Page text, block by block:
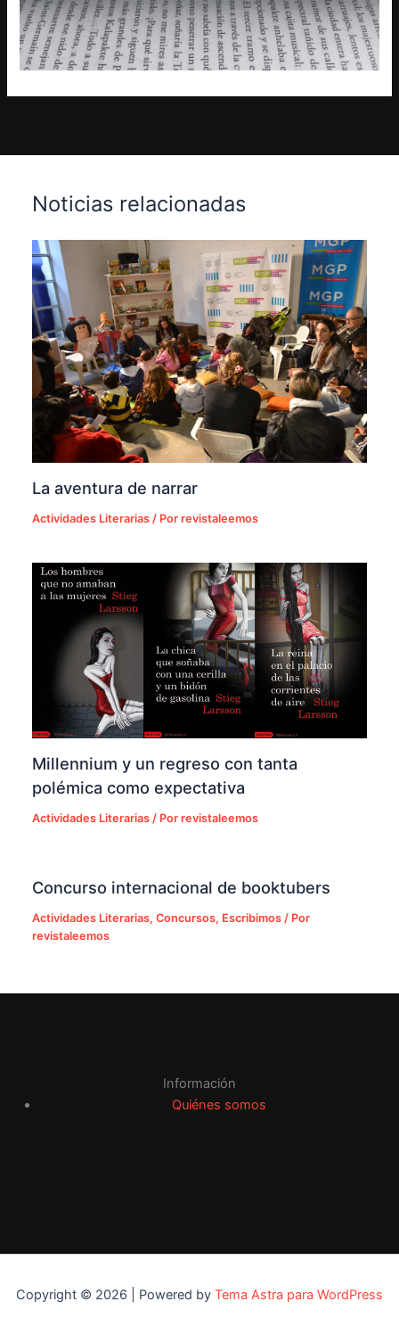
Noticias relacionadas
La aventura de narrar
Actividades Literarias / Porrevistaleemos
Millennium y un regreso con tanta
polémica como expectativa
Actividades Literarias / Porrevistaleemos
Concurso internacional de booktubers
Actividades Literarias,Concursos, Escribimos / Por
revistaleemos
Información
Quiénes somos
Copyright © 2026 | Powered by Tema Astra para WordPress